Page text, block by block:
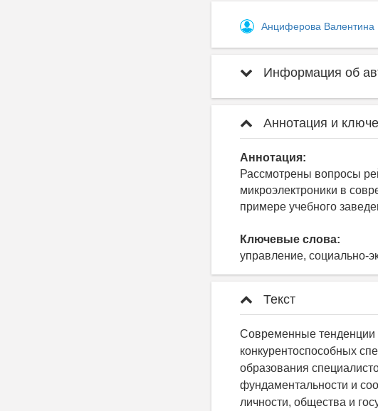
Анциферова Валентина
Информация об
Аннотация и
Аннотация:
Рассмотрены вопросы
микроэлектроники в
примере учебного
Ключевые слова:
управление, социально-
Текст
Современные тенденции
конкурентоспособных
образования
фундаментальности и
личности, общества и